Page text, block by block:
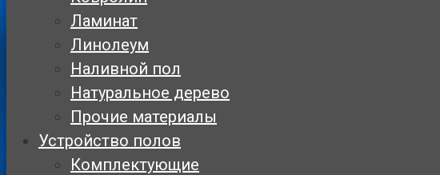
Ламинат
Линолеум
Наливной пол
Натуральное дерево
Прочие материалы
Устройство полов
Комплектующие